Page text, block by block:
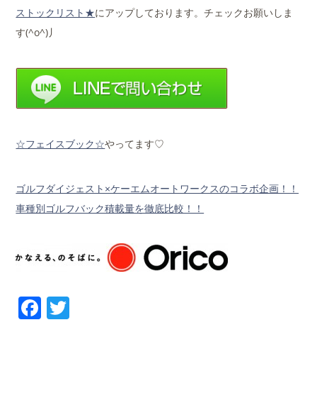
ストックリスト★にアップしております。チェックお願いしま
す(^o^)丿
☆フェイスブック☆やってます♡
ゴルフダイジェスト×ケーエムオートワークスのコラボ企画！！
車種別ゴルフバック積載量を徹底比較！！
Facebook